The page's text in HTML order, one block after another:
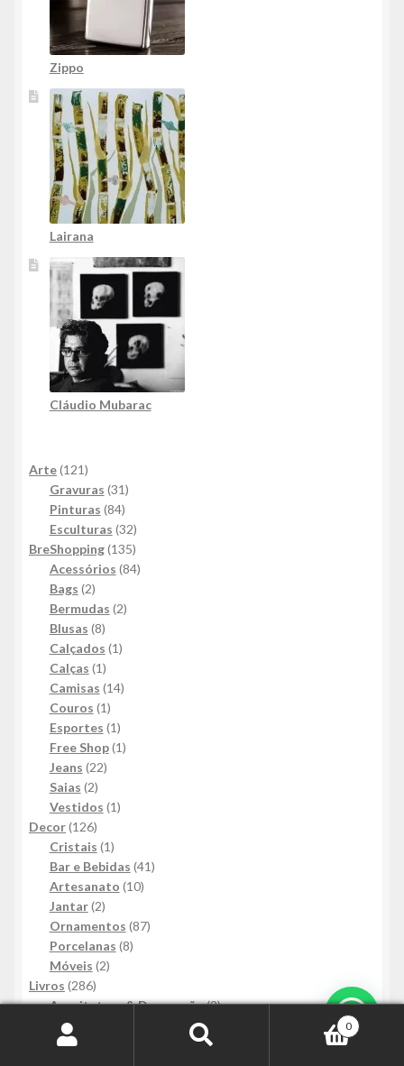
Zippo
Lairana
Cláudio Mubarac
Arte 121121
produtos
Gravuras 3131
produtos
Pinturas 8484
produtos
Esculturas 3232
produtos
BreShopping 135135
produtos
Acessórios 8484
Bags 22
produtos
Bermudas 22
Blusas 88
produtos
Calçados 11
Calças 11
produto
Camisas 1414
Couros 11
produto
Esportes 11
produto
Free Shop 11
Jeans 2222
Saias 22
produtos
Vestidos 11
Decor 126126
produtos
Cristais 11
produto
Bar e Bebidas 4141
Artesanato 1010
Jantar 22
produtos
Ornamentos 8787
Porcelanas 88
Móveis 22
Livros 286286
produtos
Arquitetura & Decoração 22
Romances e Contos 122122
produtos
Autoajuda
Pesquisar
Pesquisar
0